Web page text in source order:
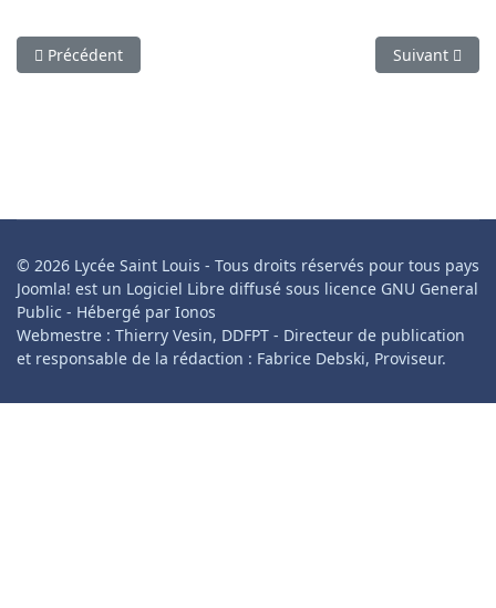
Article précédent : La Glycolyse : Le Premier Pas Vers
Précédent Article
Suivant
© 2026 Lycée Saint Louis - Tous droits réservés pour tous pays
Joomla! est un Logiciel Libre diffusé sous licence GNU General
Public - Hébergé par Ionos
Webmestre : Thierry Vesin, DDFPT - Directeur de publication
et responsable de la rédaction : Fabrice Debski, Proviseur.